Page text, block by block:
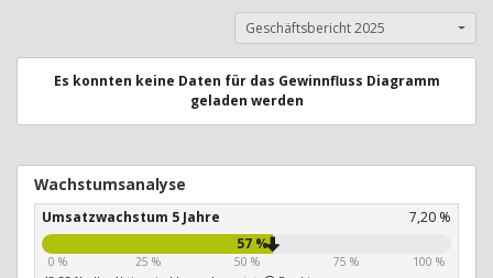
Geschäftsbericht 2025
Es konnten keine Daten für das Gewinnfluss Diagramm
geladen werden
Wachstumsanalyse
Umsatzwachstum 5 Jahre
7,20 %
57 %
0 % 25 % 50 % 75 %
100 %